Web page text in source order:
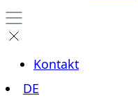
Kontakt
DE